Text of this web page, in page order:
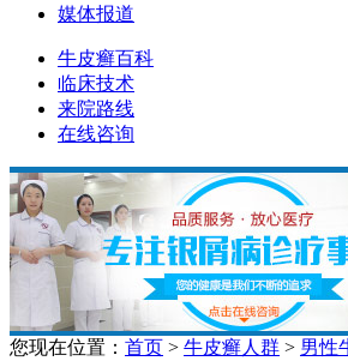
媒体报道
牛皮癣百科
临床技术
来院路线
在线咨询
您现在位置： 首页 > 牛皮癣人群 > 男性